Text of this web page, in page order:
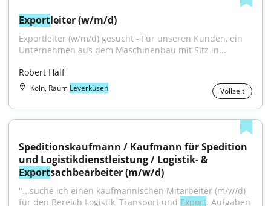
Exportleiter (w/m/d)
Exportleiter (w/m/d) gesucht - Für unseren Kunden, ein
Unternehmen aus dem Maschinenbau mit Sitz in...
Robert Half
Köln, Raum Leverkusen Vollzeit
Speditionskaufmann / Kaufmann für Spedition
Exportsachbearbeiter (m/w/d)
"...suche ich einen kaufmännischen Mitarbeiter (m/w/d)
für den Bereich Logistik, Transport und Export. Aufgaben